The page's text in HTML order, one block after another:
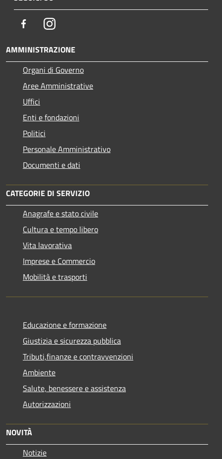
FacebookInstagram
AMMINISTRAZIONE
Organi di Governo
Aree Amministrative
Uffici
Enti e fondazioni
Politici
Personale Amministrativo
Documenti e dati
CATEGORIE DI SERVIZIO
Anagrafe e stato civile
Cultura e tempo libero
Vita lavorativa
Imprese e Commercio
Mobilità e trasporti
Educazione e formazione
Giustizia e sicurezza pubblica
Tributi,finanze e contravvenzioni
Ambiente
Salute, benessere e assistenza
Autorizzazioni
NOVITÀ
Notizie